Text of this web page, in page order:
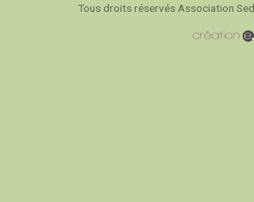
Tous droits réservés Association